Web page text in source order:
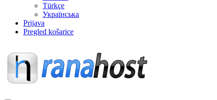
Türkçe
Українська
Prijava
Pregled košarice